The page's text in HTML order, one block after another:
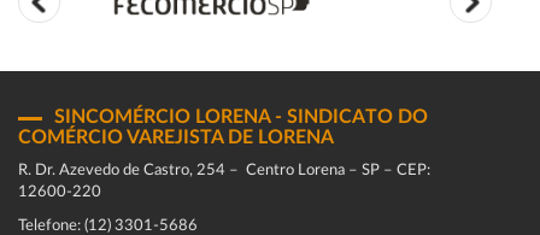
SINCOMÉRCIO LORENA - SINDICATO DO
COMÉRCIO VAREJISTA DE LORENA
R. Dr. Azevedo de Castro, 254 – Centro Lorena – SP – CEP:
12600-220
Telefone: (12) 3301-5686